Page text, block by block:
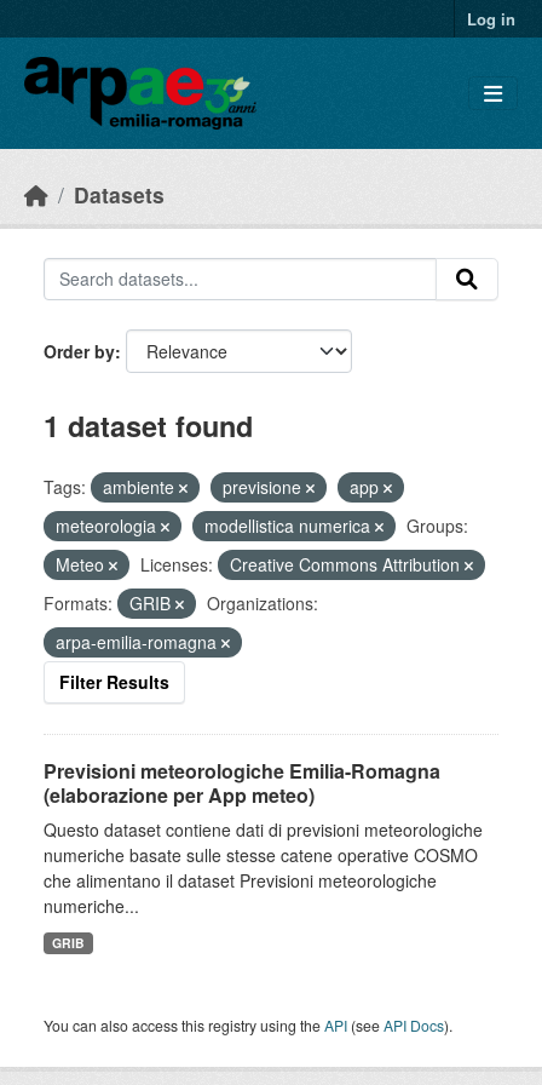
Log in
Datasets
Order by
1 dataset found
Tags: ambiente previsione
app
meteorologia
modellistica numerica
Groups:
Meteo
Licenses:
Creative Commons Attribution
Formats:
GRIB
Organizations:
arpa-emilia-romagna
Filter Results
Previsioni meteorologiche Emilia-Romagna
(elaborazione per App meteo)
Questo dataset contiene dati di previsioni meteorologiche
numeriche basate sulle stesse catene operative COSMO
che alimentano il dataset Previsioni meteorologiche
numeriche...
GRIB
You can also access this registry using theAPI (seeAPI Docs).